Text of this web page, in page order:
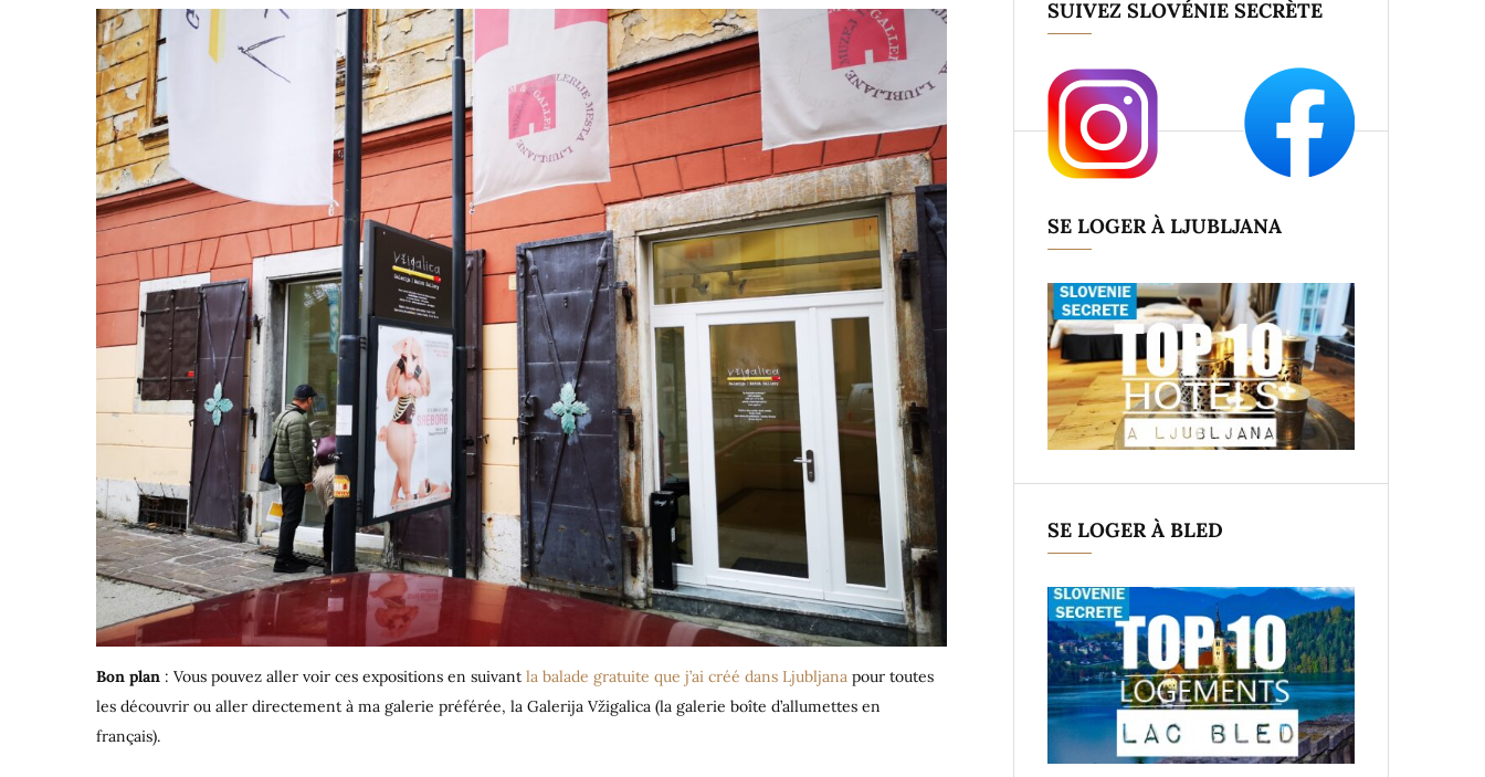
Bon plan : Vous pouvez aller voir ces expositions en suivant la balade gratuite que j’ai créé dans Ljubljana pour toutes
les découvrir ou aller directement à ma galerie préférée, la Galerija Vžigalica (la galerie boîte d’allumettes en
français).
SUIVEZ SLOVÉNIE SECRÈTE
SE LOGER À LJUBLJANA
SE LOGER À BLED